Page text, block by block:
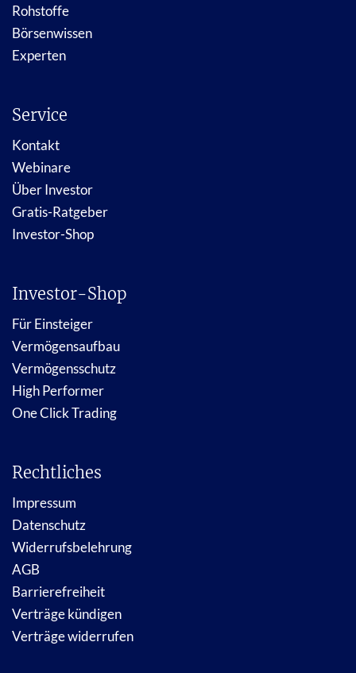
Rohstoffe
Börsenwissen
Experten
Service
Kontakt
Webinare
Über Investor
Gratis-Ratgeber
Investor-Shop
Investor-Shop
Für Einsteiger
Vermögensaufbau
Vermögensschutz
High Performer
One Click Trading
Rechtliches
Impressum
Datenschutz
Widerrufsbelehrung
AGB
Barrierefreiheit
Verträge kündigen
Verträge widerrufen